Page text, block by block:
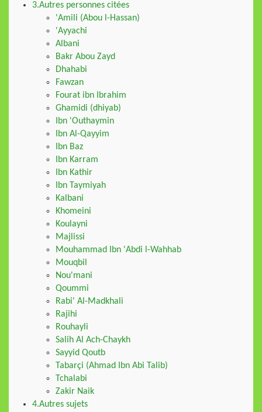
3.Autres personnes citées
'Amili (Abou l-Hassan)
'Ayyachi
Albani
Bakr Abou Zayd
Dhahabi
Fawzan
Fourat ibn Ibrahim
Ghamidi (dhiyab)
Ibn 'Outhaymin
Ibn Al-Qayyim
Ibn Baz
Ibn Karram
Ibn Kathir
Ibn Taymiyah
Kalbani
Khomeini
Koulayni
Majlissi
Mouhammad Ibn 'Abdi l-Wahhab
Mouqbil
Nou'mani
Qoummi
Rabi' Al-Madkhali
Rajihi
Rouhayli
Salih Al Ach-Chaykh
Sayyid Qoutb
Tabarçi (Ahmad Ibn Abi Talib)
Tchalabi
Zakir Naik
4.Autres sujets